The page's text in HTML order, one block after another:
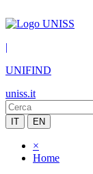
|
UNIFIND
uniss.it
IT EN
×
Home